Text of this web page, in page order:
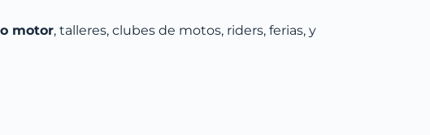
motor, talleres, clubes de motos, riders, ferias, y